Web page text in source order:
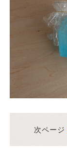
次ページ